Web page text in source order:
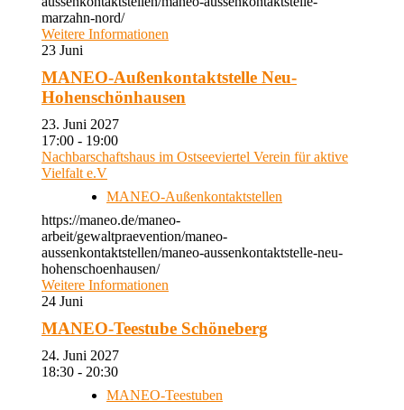
marzahn-nord/
Weitere Informationen
23 Juni
MANEO-Außenkontaktstelle Neu-
Hohenschönhausen
23. Juni 2027
17:00 - 19:00
Nachbarschaftshaus im Ostseeviertel Verein für aktive
Vielfalt e.V
MANEO-Außenkontaktstellen
https://maneo.de/maneo-
arbeit/gewaltpraevention/maneo-
aussenkontaktstellen/maneo-aussenkontaktstelle-neu-
hohenschoenhausen/
Weitere Informationen
24 Juni
MANEO-Teestube Schöneberg
24. Juni 2027
18:30 - 20:30
MANEO-Teestuben